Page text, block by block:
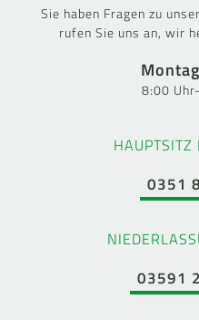
Sie haben Fragen zu
rufen Sie uns an, wir
8:00
HAUPTSITZ
0351
03591